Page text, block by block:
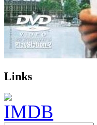
Links